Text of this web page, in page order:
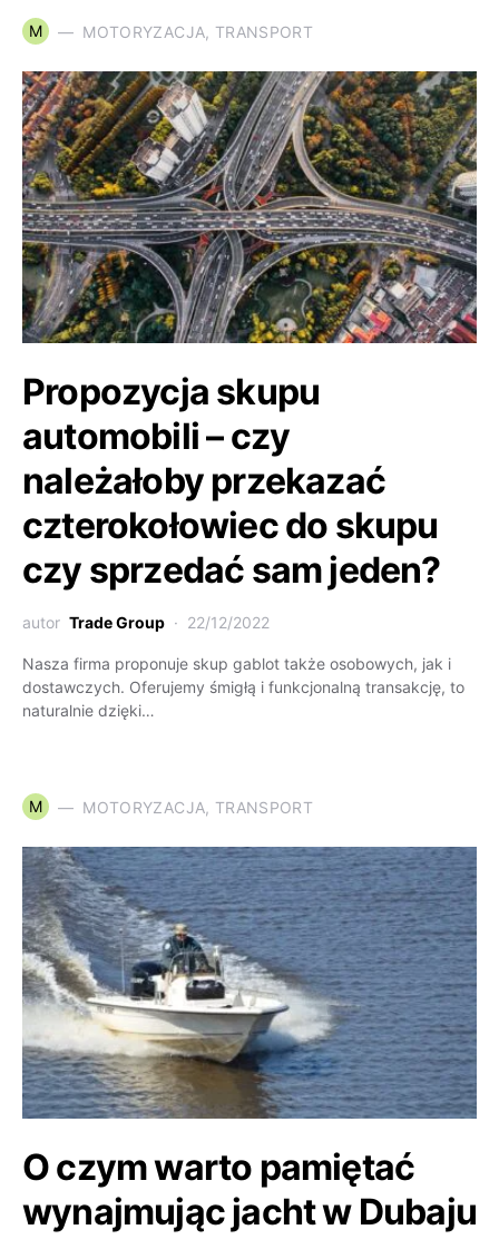
M MOTORYZACJA, TRANSPORT
Propozycja skupu
automobili – czy
należałoby przekazać
czterokołowiec do skupu
czy sprzedać sam jeden?
autor Trade Group 22/12/2022
Nasza firma proponuje skup gablot także osobowych, jak i
dostawczych. Oferujemy śmigłą i funkcjonalną transakcję, to
naturalnie dzięki…
M MOTORYZACJA, TRANSPORT
O czym warto pamiętać
wynajmując jacht w Dubaju